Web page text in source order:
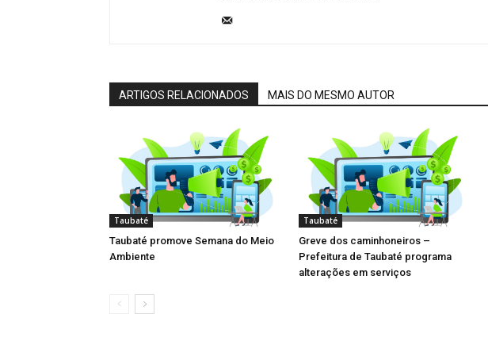
ARTIGOS RELACIONADOS MAIS DO MESMO AUTOR
Taubaté
Taubaté promove Semana do Meio
Ambiente
Taubaté
Greve dos caminhoneiros –
Prefeitura de Taubaté programa
alterações em serviços